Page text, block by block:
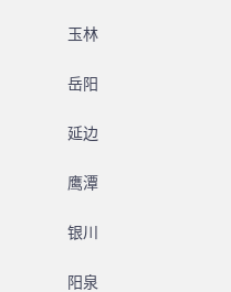
玉林
岳阳
延边
鹰潭
银川
阳泉